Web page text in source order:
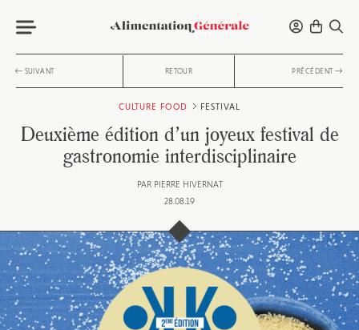
SUIVANT RETOUR PRÉCÉDENT
CULTURE FOOD FESTIVAL
Deuxième édition d’un joyeux festival de
gastronomie interdisciplinaire
PAR PIERRE HIVERNAT
28.08.19